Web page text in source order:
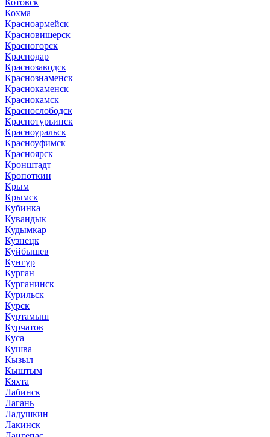
Кохма
Красноармейск
Красновишерск
Красногорск
Краснодар
Краснозаводск
Краснознаменск
Краснокаменск
Краснокамск
Краснослободск
Краснотурьинск
Красноуральск
Красноуфимск
Красноярск
Кронштадт
Кропоткин
Крым
Крымск
Кубинка
Кувандык
Кудымкар
Кузнецк
Куйбышев
Кунгур
Курган
Курганинск
Курильск
Курск
Куртамыш
Курчатов
Куса
Кушва
Кызыл
Кыштым
Кяхта
Лабинск
Лагань
Ладушкин
Лакинск